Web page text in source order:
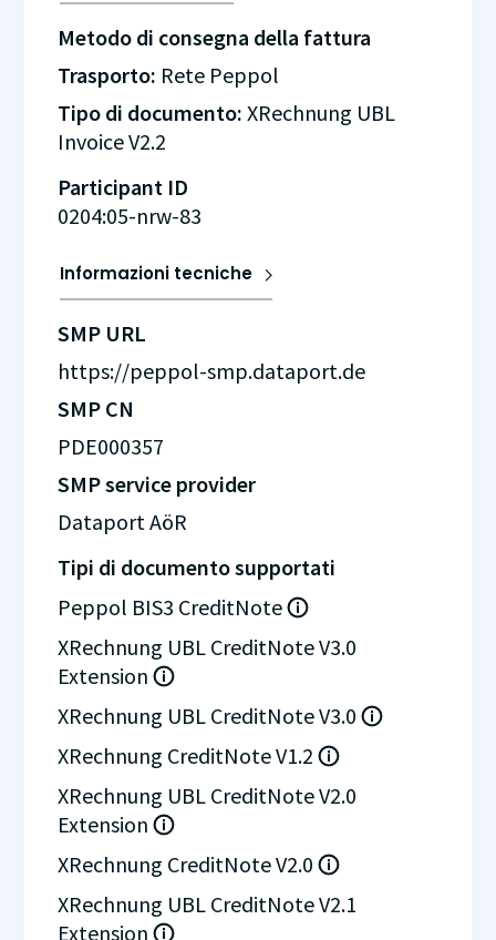
Metodo di consegna della fattura
Trasporto: Rete Peppol
Tipo di documento:XRechnung UBL
Invoice V2.2
Participant ID
0204:05-nrw-83
Informazioni tecniche
SMP URL
https://peppol-smp.dataport.de
SMP CN
PDE000357
SMP service provider
Dataport AöR
Tipi di documento supportati
Peppol BIS3 CreditNote
XRechnung UBL CreditNote V3.0
Extension
XRechnung UBL CreditNote V3.0
XRechnung CreditNote V1.2
XRechnung UBL CreditNote V2.0
Extension
XRechnung CreditNote V2.0
XRechnung UBL CreditNote V2.1
Extension